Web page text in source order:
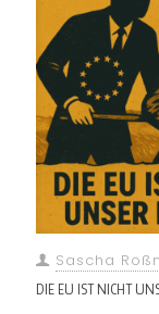
Sascha
DIE EU IST NICHT